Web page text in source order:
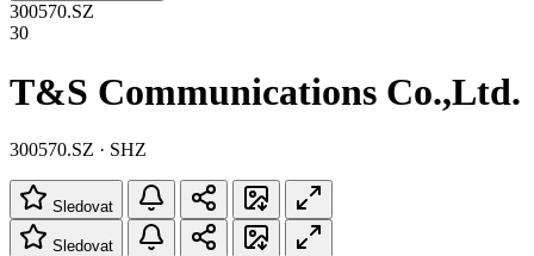
300570.SZ
30
T&S Communications Co.,Ltd.
300570.SZ · SHZ
Sledovat
Sledovat